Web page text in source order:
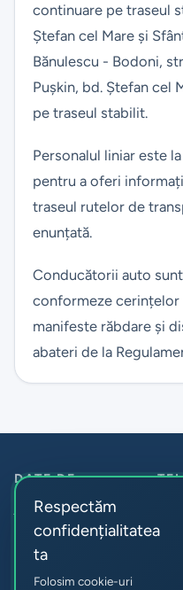
continuare pe traseul
Ștefan cel Mare și
Bănulescu - Bodoni,
Pușkin, bd. Ștefan cel
pe traseul stabilit.
Personalul liniar este
pentru a oferi
traseul rutelor de
enunțată.
Conducătorii auto
conformeze cerințelor
manifeste răbdare și
abateri de la
DATE DE
CONTACT
Î.M. Parcul
Urban de
Autobuze
Respectăm
confidențialitatea
ta
Folosim cookie-uri